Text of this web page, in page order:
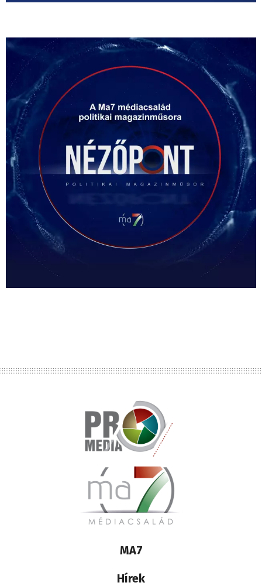
Lábléc
médiacsalád
MA7
Hírek